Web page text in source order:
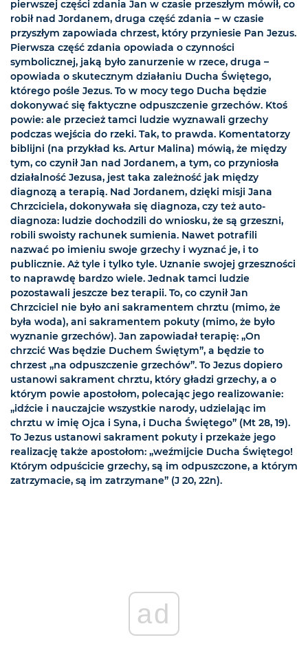
pierwszej części zdania Jan w czasie przeszłym mówił, co
robił nad Jordanem, druga część zdania – w czasie
przyszłym zapowiada chrzest, który przyniesie Pan Jezus.
Pierwsza część zdania opowiada o czynności
symbolicznej, jaką było zanurzenie w rzece, druga –
opowiada o skutecznym działaniu Ducha Świętego,
którego pośle Jezus. To w mocy tego Ducha będzie
dokonywać się faktyczne odpuszczenie grzechów. Ktoś
powie: ale przecież tamci ludzie wyznawali grzechy
podczas wejścia do rzeki. Tak, to prawda. Komentatorzy
biblijni (na przykład ks. Artur Malina) mówią, że między
tym, co czynił Jan nad Jordanem, a tym, co przyniosła
działalność Jezusa, jest taka zależność jak między
diagnozą a terapią. Nad Jordanem, dzięki misji Jana
Chrzciciela, dokonywała się diagnoza, czy też auto-
diagnoza: ludzie dochodzili do wniosku, że są grzeszni,
robili swoisty rachunek sumienia. Nawet potrafili
nazwać po imieniu swoje grzechy i wyznać je, i to
publicznie. Aż tyle i tylko tyle. Uznanie swojej grzeszności
to naprawdę bardzo wiele. Jednak tamci ludzie
pozostawali jeszcze bez terapii. To, co czynił Jan
Chrzciciel nie było ani sakramentem chrztu (mimo, że
była woda), ani sakramentem pokuty (mimo, że było
wyznanie grzechów). Jan zapowiadał terapię: „On
chrzcić Was będzie Duchem Świętym”, a będzie to
chrzest „na odpuszczenie grzechów”. To Jezus dopiero
ustanowi sakrament chrztu, który gładzi grzechy, a o
którym powie apostołom, polecając jego realizowanie:
„idźcie i nauczajcie wszystkie narody, udzielając im
chrztu w imię Ojca i Syna, i Ducha Świętego” (Mt 28, 19).
To Jezus ustanowi sakrament pokuty i przekaże jego
realizację także apostołom: „weźmijcie Ducha Świętego!
Którym odpuścicie grzechy, są im odpuszczone, a którym
zatrzymacie, są im zatrzymane” (J 20, 22n).
ad